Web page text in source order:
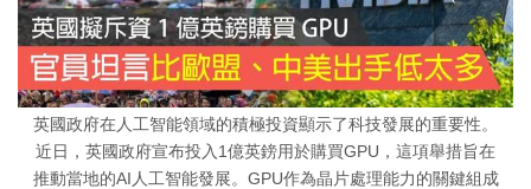
英國政府在人工智能領域的積極投資顯示了科技發展的重要性。
近日，英國政府宣布投入1億英鎊用於購買GPU，這項舉措旨在
推動當地的AI人工智能發展。GPU作為晶片處理能力的關鍵組成